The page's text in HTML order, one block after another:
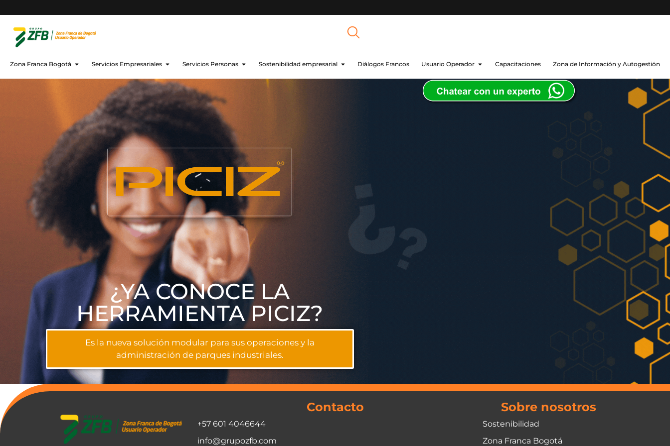
Zona Franca Bogotá Servicios Empresariales Servicios Personas Sostenibilidad empresarial Diálogos Francos Usuario Operador Capacitaciones Zona de Información y Autogestión
¿YA CONOCE LA
HERRAMIENTA PICIZ?
Es la nueva solución modular para sus operaciones y la
administración de parques industriales.
Contacto
+57 601 4046644
info@grupozfb.com
Sobre nosotros
Sostenibilidad
Zona Franca Bogotá